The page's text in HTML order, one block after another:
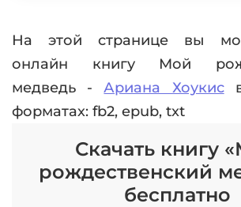
На этой странице вы
онлайн книгу Мой
медведь -Ариана Хоукисв
форматах: fb2, epub, txt
Скачать книгу
рождественский
бесплатно